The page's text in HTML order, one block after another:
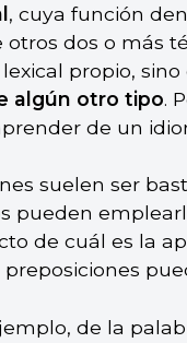
, cuya función
dos o más
propio, sino
algún otro tipo.
de un
suelen ser
pueden
de cuál es la
de la